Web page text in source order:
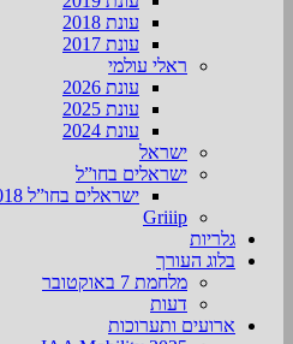
עונת 2018
עונת 2017
ראלי עולמי
עונת 2026
עונת 2025
עונת 2024
ישראל
ישראלים בחו”ל
ישראלים בחו”ל 2018
Griiip
גלריות
בלוג העורך
מלחמת 7 באוקטובר
דעות
ארועים ותערוכות